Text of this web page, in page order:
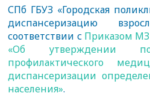
СПб ГБУЗ «Городская
диспансеризацию
соответствии с Приказом МЗ
«Об утверждении
профилактического
диспансеризации
населения».